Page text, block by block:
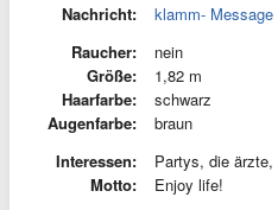
Nachricht: klamm- Message
Raucher:
nein
Größe:
1,82 m
Haarfarbe:
schwarz
Augenfarbe:
braun
Interessen:
Partys, die
Motto:
Enjoy life!